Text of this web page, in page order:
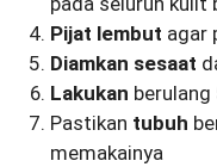
Pijat lembut agar
Diamkan sesaat
Lakukan
Pastikan tubuh
memakainya